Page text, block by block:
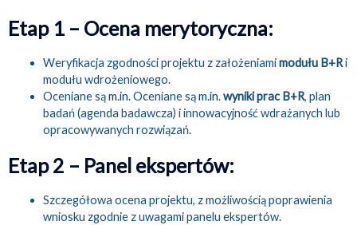
Etap 1 – Ocena merytoryczna:
Weryfikacja zgodności projektu z założeniamimodułu B+Ri
modułu wdrożeniowego.
Oceniane sąm.in. Oceniane sąm.in.wyniki prac B+R, plan
badań (agenda badawcza) i innowacyjność wdrażanych lub
opracowywanych rozwiązań.
Etap 2 – Panel ekspertów:
Szczegółowa ocena projektu, z możliwością poprawienia
wniosku zgodnie z uwagami panelu ekspertów.